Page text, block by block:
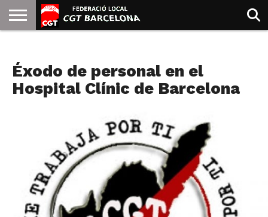
GOLDMAN
Éxodo de personal en el
Hospital Clínic de Barcelona